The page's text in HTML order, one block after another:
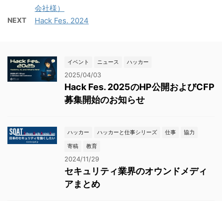
会社様）
NEXT Hack Fes. 2024
イベント ニュース ハッカー
2025/04/03
Hack Fes. 2025のHP公開およびCFP
募集開始のお知らせ
ハッカー ハッカーと仕事シリーズ 仕事
協力
寄稿
教育
2024/11/29
セキュリティ業界のオウンドメディ
アまとめ